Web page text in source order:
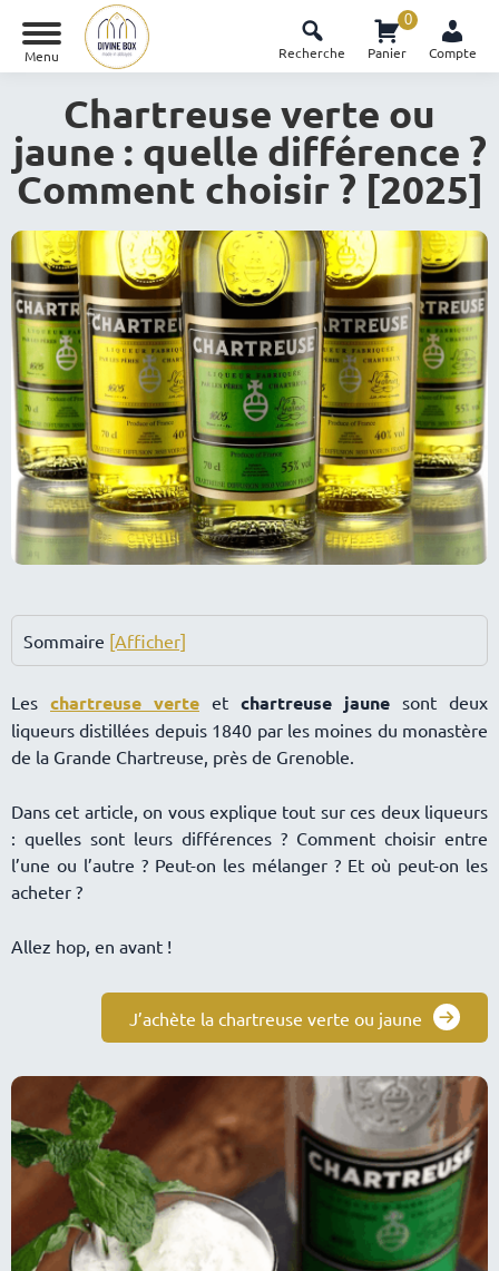
Menu Recherche Panier
0
Compte
Chartreuse verte ou
jaune : quelle différence ?
Comment choisir ? [2025]
Sommaire [Afficher]
Les chartreuse verte et chartreuse jaune sont deux
liqueurs distillées depuis 1840 par les moines du monastère
de la Grande Chartreuse, près de Grenoble.
Dans cet article, on vous explique tout sur ces deux liqueurs
: quelles sont leurs différences ? Comment choisir entre
l’une ou l’autre ? Peut-on les mélanger ? Et où peut-on les
acheter ?
Allez hop, en avant !
J’achète la chartreuse verte ou jaune